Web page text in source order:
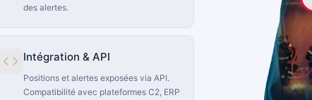
des alertes.
Intégration & API
Positions et alertes exposées via API.
Compatibilité avec plateformes C2, ERP